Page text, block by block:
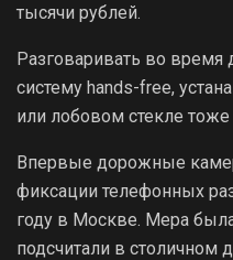
тысячи рублей.
Разговаривать во
систему hands-free,
или лобовом стекле
Впервые дорожные
фиксации телефонных
году в Москве. Мера
подсчитали в столичном